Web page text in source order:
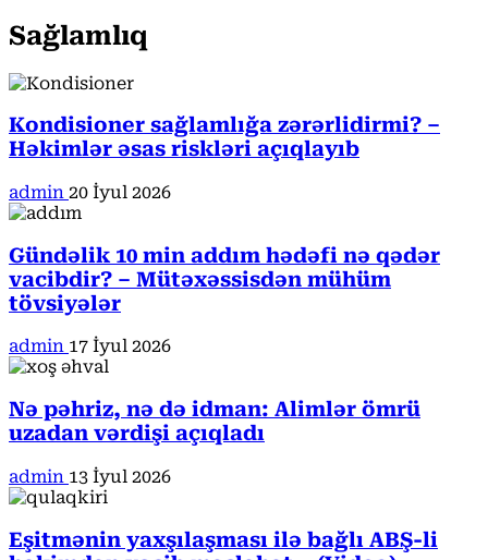
Sağlamlıq
Kondisioner sağlamlığa zərərlidirmi? –
Həkimlər əsas riskləri açıqlayıb
admin 20 İyul 2026
Gündəlik 10 min addım hədəfi nə qədər
vacibdir? – Mütəxəssisdən mühüm
tövsiyələr
admin 17 İyul 2026
Nə pəhriz, nə də idman: Alimlər ömrü
uzadan vərdişi açıqladı
admin 13 İyul 2026
Eşitmənin yaxşılaşması ilə bağlı ABŞ-li